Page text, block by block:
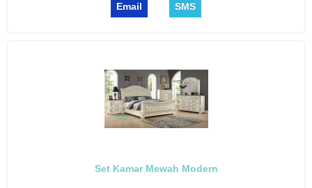
Email SMS
Set Kamar Mewah Modern